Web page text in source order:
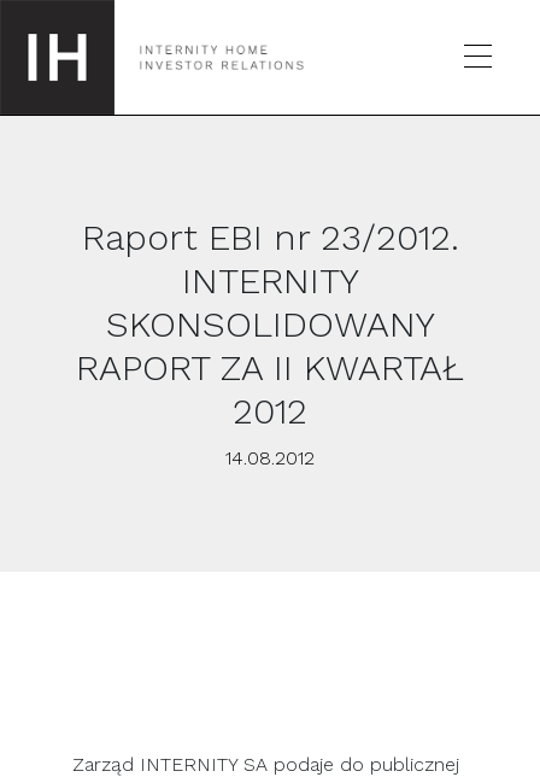
SPÓŁKA
GIEŁDA
Raport EBI nr 23/2012.
INTERNITY
SKONSOLIDOWANY
RAPORT ZA II KWARTAŁ
2012
14.08.2012
Zarząd INTERNITY SA podaje do publicznej